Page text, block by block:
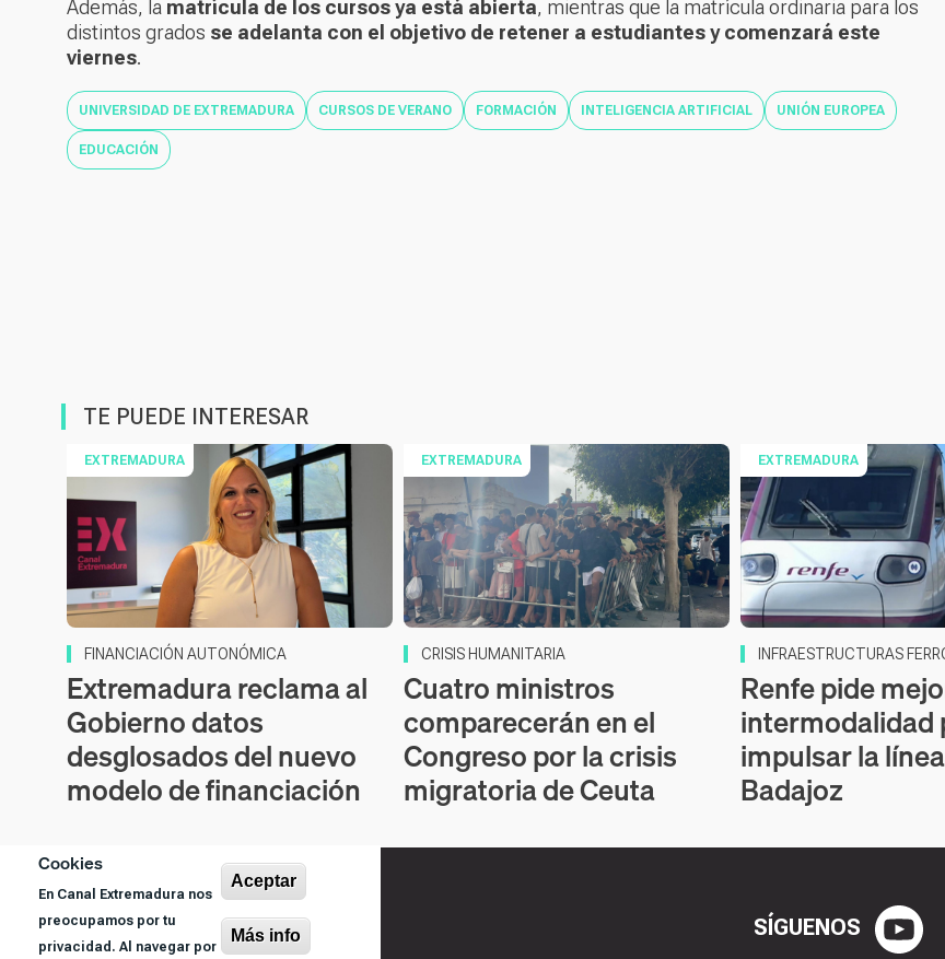
Cookies
En Canal Extremadura nos
preocupamos por tu
privacidad. Al navegar por
Aceptar
Más info
Además, la matrícula de los cursos ya está abierta, mientras que la matrícula ordinaria para los
distintos grados se adelanta con el objetivo de retener a estudiantes y comenzará este
viernes.
UNIVERSIDAD DE EXTREMADURA CURSOS DE VERANO FORMACIÓN INTELIGENCIA ARTIFICIAL UNIÓN EUROPEA
EDUCACIÓN
TE PUEDE INTERESAR
EXTREMADURA
FINANCIACIÓN AUTONÓMICA
Extremadura reclama al
Gobierno datos
desglosados del nuevo
modelo de financiación
EXTREMADURA
CRISIS HUMANITARIA
Cuatro ministros
comparecerán en el
Congreso por la crisis
migratoria de Ceuta
EXTREMADURA
INFRAESTRUCTURAS
Renfe pide
intermodalidad
impulsar la
Badajoz
SÍGUENOS